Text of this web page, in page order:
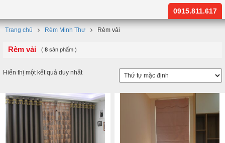
0915.811.617
Trang chủ Rèm Minh Thư Rèm vải
Rèm vải ( 8 sản phẩm )
Hiển thị một kết quả duy nhất